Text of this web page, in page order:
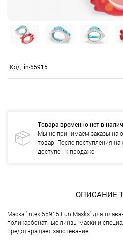
Код: in-55915
Товара временно нет в
Мы не принимаем заказы на
товар. После поступления на
доступен к продаже.
ОПИСАНИЕ
Маска "Intex 55915 Fun Masks" для
поликарбонатные линзы маски и
предотвращает запотевание.